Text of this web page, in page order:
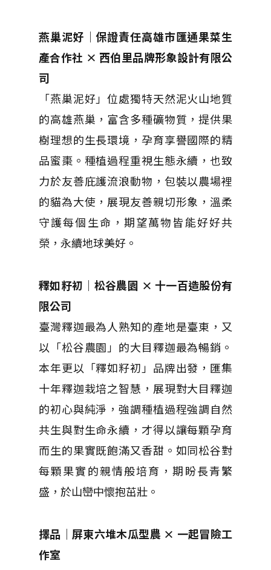
燕巢泥好｜保證責任高雄市匯通果菜生
產合作社 × 西伯里品牌形象設計有限公
司
「燕巢泥好」位處獨特天然泥火山地質
的高雄燕巢，富含多種礦物質，提供果
樹理想的生長環境，孕育享譽國際的精
品蜜棗。種植過程重視生態永續，也致
力於友善庇護流浪動物，包裝以農場裡
的貓為大使，展現友善親切形象，溫柔
守護每個生命，期望萬物皆能好好共
榮，永續地球美好。
釋如籽初｜松谷農園 × 十一百造股份有
限公司
臺灣釋迦最為人熟知的產地是臺東，又
以「松谷農園」的大目釋迦最為暢銷。
本年更以「釋如籽初」品牌出發，匯集
十年釋迦栽培之智慧，展現對大目釋迦
的初心與純淨，強調種植過程強調自然
共生與對生命永續，才得以讓每顆孕育
而生的果實既飽滿又香甜。如同松谷對
每顆果實的親情般培育，期盼長青繁
盛，於山巒中懷抱茁壯。
擇品｜屏東六堆木瓜型農 × 一起冒險工
作室